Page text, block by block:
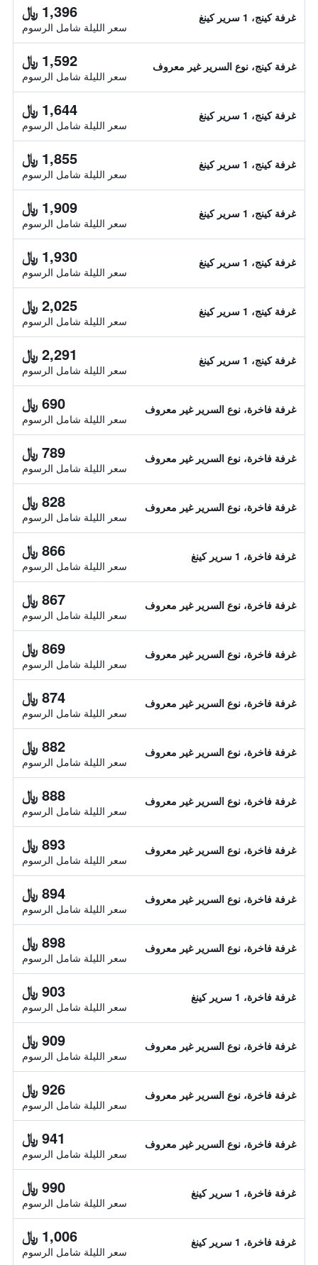
غرفة كينج، 1 سرير كينغ 1,396 ﷼
سعر الليلة شامل الرسوم
غرفة كينج، نوع السرير غير معروف 1,592 ﷼
سعر الليلة شامل الرسوم
غرفة كينج، 1 سرير كينغ 1,644 ﷼
سعر الليلة شامل الرسوم
غرفة كينج، 1 سرير كينغ 1,855 ﷼
سعر الليلة شامل الرسوم
غرفة كينج، 1 سرير كينغ 1,909 ﷼
سعر الليلة شامل الرسوم
غرفة كينج، 1 سرير كينغ 1,930 ﷼
سعر الليلة شامل الرسوم
غرفة كينج، 1 سرير كينغ 2,025 ﷼
سعر الليلة شامل الرسوم
غرفة كينج، 1 سرير كينغ 2,291 ﷼
سعر الليلة شامل الرسوم
غرفة فاخرة، نوع السرير غير معروف 690 ﷼
سعر الليلة شامل الرسوم
غرفة فاخرة، نوع السرير غير معروف 789 ﷼
سعر الليلة شامل الرسوم
غرفة فاخرة، نوع السرير غير معروف 828 ﷼
سعر الليلة شامل الرسوم
غرفة فاخرة، 1 سرير كينغ 866 ﷼
سعر الليلة شامل الرسوم
غرفة فاخرة، نوع السرير غير معروف 867 ﷼
سعر الليلة شامل الرسوم
غرفة فاخرة، نوع السرير غير معروف 869 ﷼
سعر الليلة شامل الرسوم
غرفة فاخرة، نوع السرير غير معروف 874 ﷼
سعر الليلة شامل الرسوم
غرفة فاخرة، نوع السرير غير معروف 882 ﷼
سعر الليلة شامل الرسوم
غرفة فاخرة، نوع السرير غير معروف 888 ﷼
سعر الليلة شامل الرسوم
غرفة فاخرة، نوع السرير غير معروف 893 ﷼
سعر الليلة شامل الرسوم
غرفة فاخرة، نوع السرير غير معروف 894 ﷼
سعر الليلة شامل الرسوم
غرفة فاخرة، نوع السرير غير معروف 898 ﷼
سعر الليلة شامل الرسوم
غرفة فاخرة، 1 سرير كينغ 903 ﷼
سعر الليلة شامل الرسوم
غرفة فاخرة، نوع السرير غير معروف 909 ﷼
سعر الليلة شامل الرسوم
غرفة فاخرة، نوع السرير غير معروف 926 ﷼
سعر الليلة شامل الرسوم
غرفة فاخرة، نوع السرير غير معروف 941 ﷼
سعر الليلة شامل الرسوم
غرفة فاخرة، 1 سرير كينغ 990 ﷼
سعر الليلة شامل الرسوم
غرفة فاخرة، 1 سرير كينغ 1,006 ﷼
سعر الليلة شامل الرسوم